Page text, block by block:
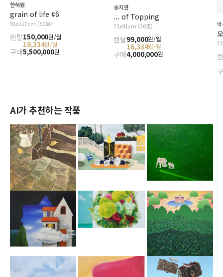
한혜원
grain of life #6
91x117cm (50호)
렌탈150,000원/월
16,334원/월
구매5,500,000원
송지연
... of Topping
73x91cm (30호)
렌탈99,000원/월
16,334원/월
구매4,000,000원
AI가 추천하는 작품